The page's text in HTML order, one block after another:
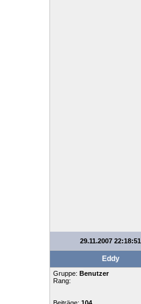
29.11.2007 22:18:51
Eddy
Gruppe: Benutzer
Rang: